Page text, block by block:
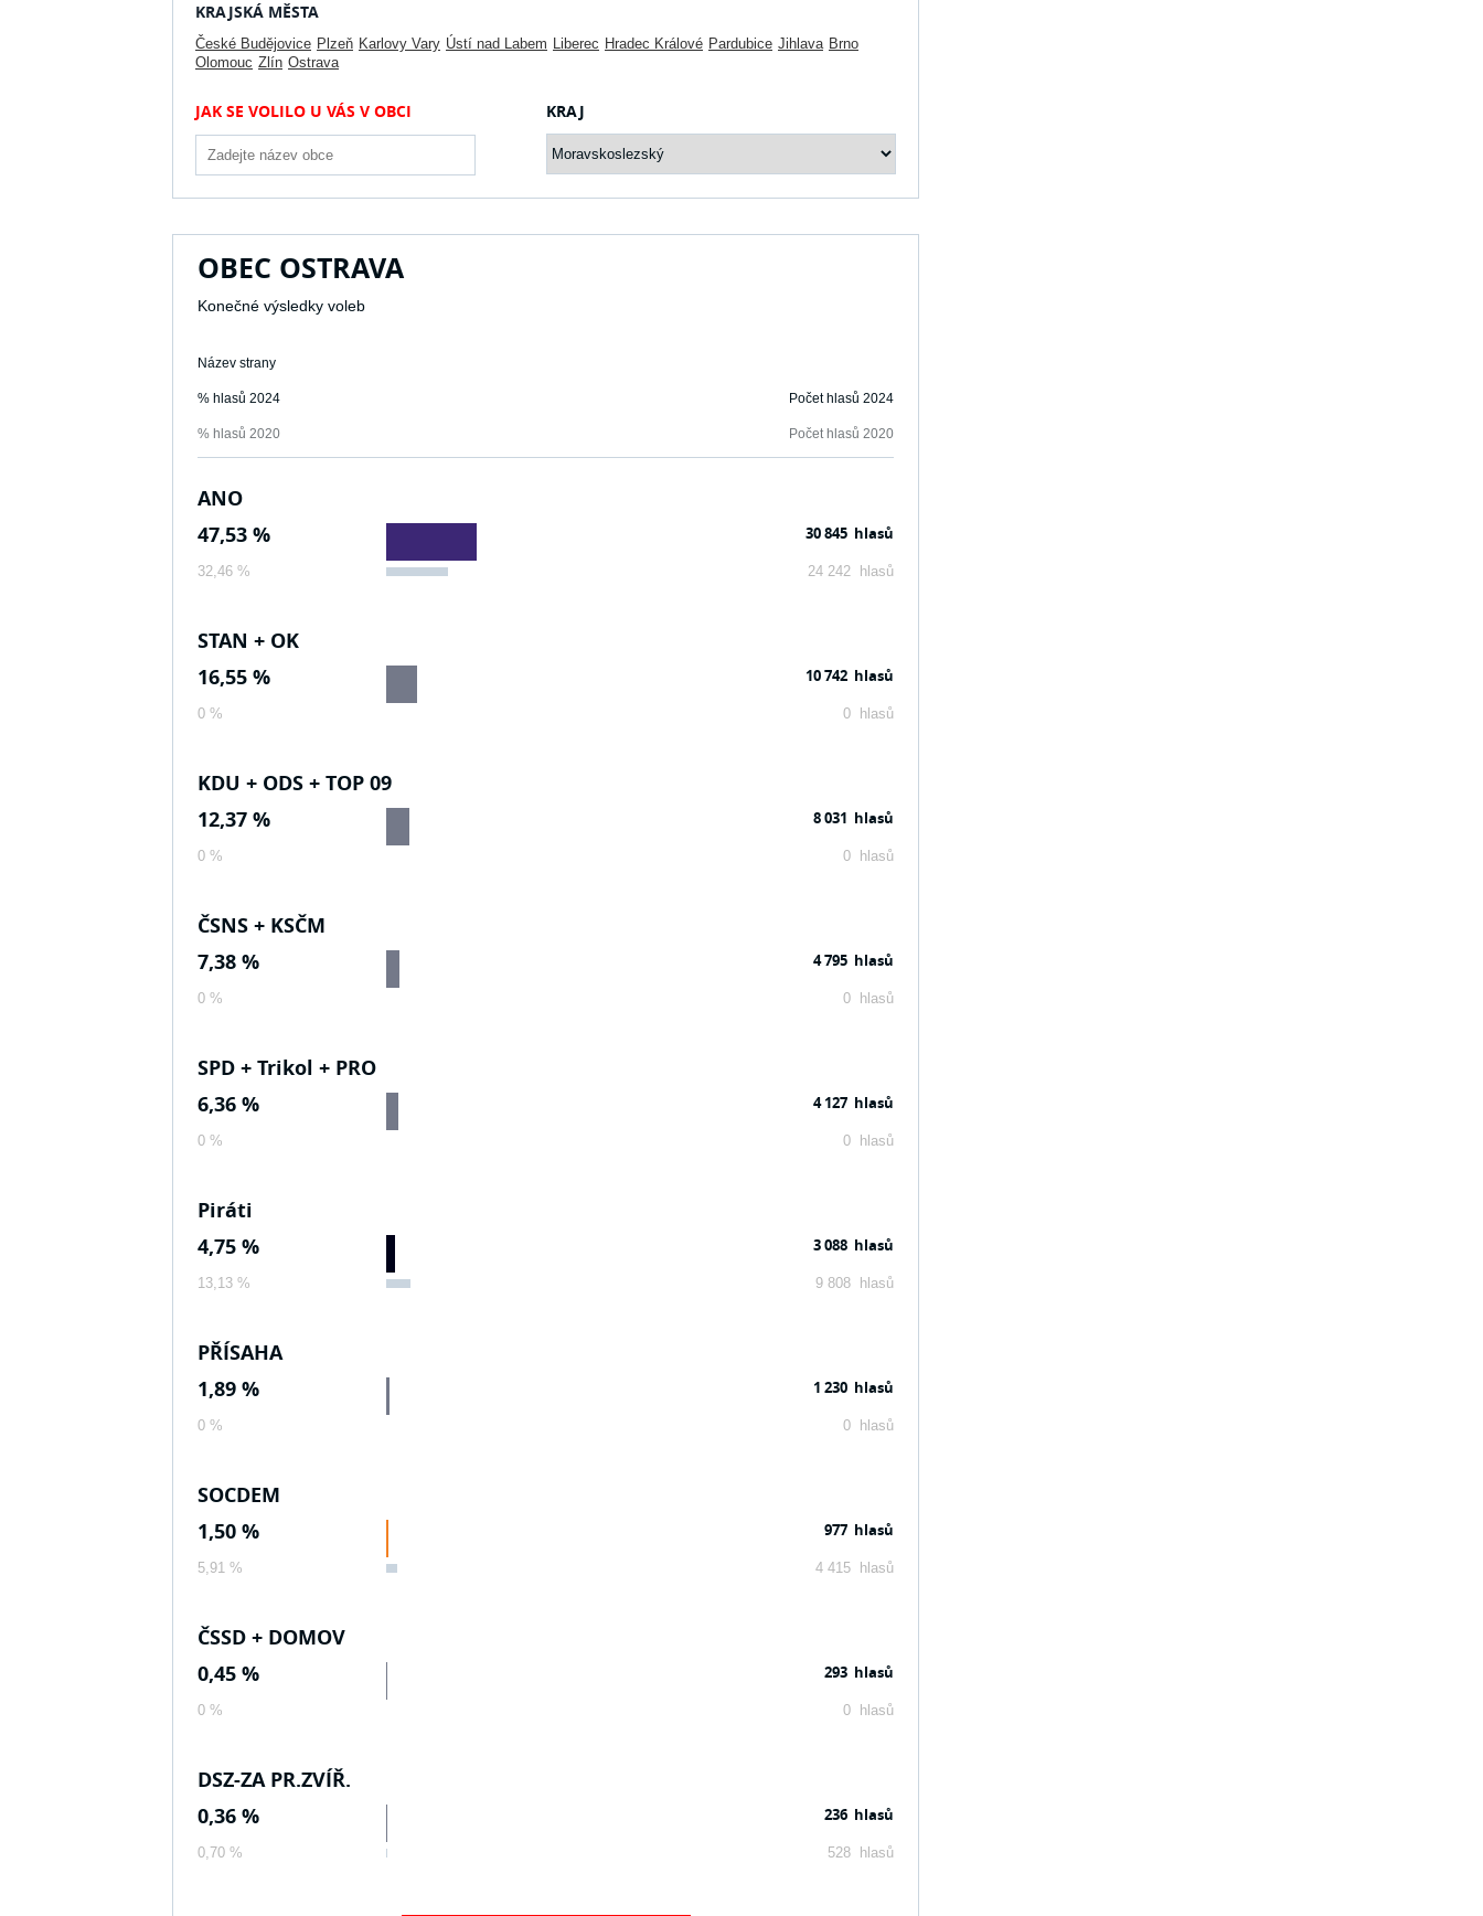
KRAJSKÁ MĚSTA
České Budějovice Plzeň Karlovy Vary Ústí nad Labem Liberec Hradec Králové Pardubice Jihlava Brno
Olomouc Zlín Ostrava
JAK SE VOLILO U VÁS V OBCI KRAJ
OBEC OSTRAVA
Konečné výsledky voleb
Název strany
% hlasů 2024
% hlasů 2020
Počet hlasů 2024
Počet hlasů 2020
ANO
47,53 %
32,46 %
30 845 hlasů
24 242 hlasů
STAN + OK
16,55 %
0 %
10 742 hlasů
0 hlasů
KDU + ODS + TOP 09
12,37 %
0 %
8 031 hlasů
0 hlasů
ČSNS + KSČM
7,38 %
0 %
4 795 hlasů
0 hlasů
SPD + Trikol + PRO
6,36 %
0 %
4 127 hlasů
0 hlasů
Piráti
4,75 %
13,13 %
3 088 hlasů
9 808 hlasů
PŘÍSAHA
1,89 %
0 %
1 230 hlasů
0 hlasů
SOCDEM
1,50 %
5,91 %
977 hlasů
4 415 hlasů
ČSSD + DOMOV
0,45 %
0 %
293 hlasů
0 hlasů
DSZ-ZA PR.ZVÍŘ.
0,36 %
0,70 %
236 hlasů
528 hlasů